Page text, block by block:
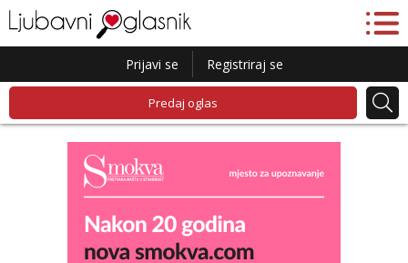
Prijavi se Registriraj se
Predaj oglas